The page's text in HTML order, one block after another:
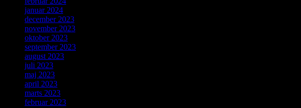
januar 2024
december 2023
november 2023
oktober 2023
september 2023
august 2023
juli 2023
maj 2023
april 2023
marts 2023
februar 2023